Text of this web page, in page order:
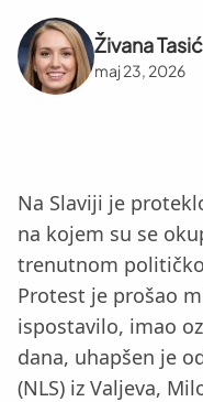
Živana Tasić
maj 23, 2026
Na Slaviji je
na kojem su se
trenutnom
Protest je prošao
ispostavilo, imao
dana, uhapšen je
(NLS) iz Valjeva,